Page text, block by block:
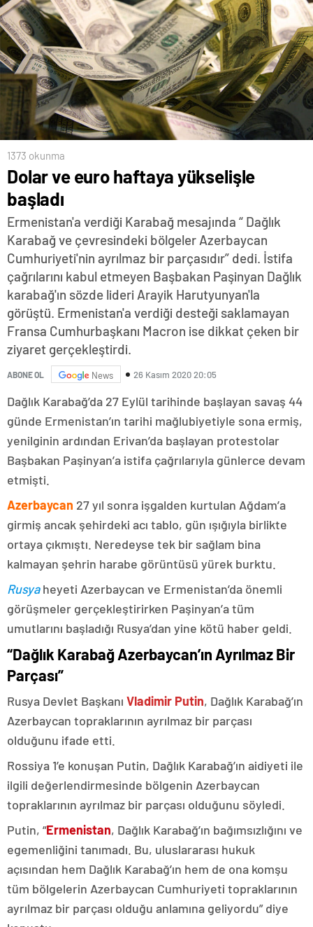
1373 okunma
Dolar ve euro haftaya yükselişle
başladı
Ermenistan'a verdiği Karabağ mesajında “ Dağlık
Karabağ ve çevresindeki bölgeler Azerbaycan
Cumhuriyeti'nin ayrılmaz bir parçasıdır” dedi. İstifa
çağrılarını kabul etmeyen Başbakan Paşinyan Dağlık
karabağ'ın sözde lideri Arayik Harutyunyan'la
görüştü. Ermenistan'a verdiği desteği saklamayan
Fransa Cumhurbaşkanı Macron ise dikkat çeken bir
ziyaret gerçekleştirdi.
ABONE OL News 26 Kasım 2020 20:05
Dağlık Karabağ’da 27 Eylül tarihinde başlayan savaş 44
günde Ermenistan’ın tarihi mağlubiyetiyle sona ermiş,
yenilginin ardından Erivan’da başlayan protestolar
Başbakan Paşinyan’a istifa çağrılarıyla günlerce devam
etmişti.
Azerbaycan 27 yıl sonra işgalden kurtulan Ağdam’a
girmiş ancak şehirdeki acı tablo, gün ışığıyla birlikte
ortaya çıkmıştı. Neredeyse tek bir sağlam bina
kalmayan şehrin harabe görüntüsü yürek burktu.
Rusyaheyeti Azerbaycan ve Ermenistan’da önemli
görüşmeler gerçekleştirirken Paşinyan’a tüm
umutlarını başladığı Rusya’dan yine kötü haber geldi.
“Dağlık Karabağ Azerbaycan’ın Ayrılmaz Bir
Parçası”
Rusya Devlet Başkanı Vladimir Putin, Dağlık Karabağ’ın
Azerbaycan topraklarının ayrılmaz bir parçası
olduğunu ifade etti.
Rossiya 1’e konuşan Putin, Dağlık Karabağ’ın aidiyeti ile
ilgili değerlendirmesinde bölgenin Azerbaycan
topraklarının ayrılmaz bir parçası olduğunu söyledi.
Putin, “Ermenistan, Dağlık Karabağ’ın bağımsızlığını ve
egemenliğini tanımadı. Bu, uluslararası hukuk
açısından hem Dağlık Karabağ’ın hem de ona komşu
tüm bölgelerin Azerbaycan Cumhuriyeti topraklarının
ayrılmaz bir parçası olduğu anlamına geliyordu” diye